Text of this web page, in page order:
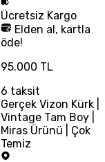
Ücretsiz Kargo
Elden al, kartla
öde!
95.000 TL
6 taksit
Gerçek Vizon Kürk |
Vintage Tam Boy |
Miras Ürünü | Çok
Temiz